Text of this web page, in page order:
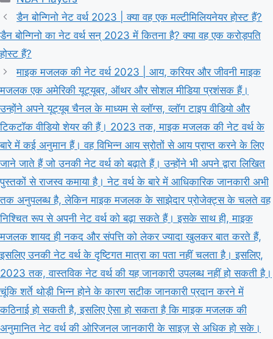
डैन बोन्गिनो नेट वर्थ 2023 | क्या वह एक मल्टीमिलियनेयर होस्ट हैं?
डैन बोन्गिनो का नेट वर्थ सन् 2023 में कितना है? क्या वह एक करोड़पति
होस्ट हैं?
माइक मजलक की नेट वर्थ 2023 | आय, करियर और जीवनी माइक
मजलक एक अमेरिकी यूट्यूबर, ऑथर और सोशल मीडिया प्रशंसक हैं।
उन्होंने अपने यूट्यूब चैनल के माध्यम से व्लॉग्स, व्लॉग टाइप वीडियो और
टिकटॉक वीडियो शेयर की हैं। 2023 तक, माइक मजलक की नेट वर्थ के
बारे में कई अनुमान हैं। वह विभिन्न आय स्रोतों से आय प्राप्त करने के लिए
जाने जाते हैं जो उनकी नेट वर्थ को बढ़ाते हैं। उन्होंने भी अपने द्वारा लिखित
पुस्तकों से राजस्व कमाया है। नेट वर्थ के बारे में आधिकारिक जानकारी अभी
तक अनुपलब्ध है, लेकिन माइक मजलक के साझेदार प्रोजेक्ट्स के चलते वह
निश्चित रूप से अपनी नेट वर्थ को बढ़ा सकते हैं। इसके साथ ही, माइक
मजलक शायद ही नकद और संपत्ति को लेकर ज्यादा खुलकर बात करते हैं,
इसलिए उनकी नेट वर्थ के दृष्टिगत मात्रा का पता नहीं चलता है। इसलिए,
2023 तक, वास्तविक नेट वर्थ की यह जानकारी उपलब्ध नहीं हो सकती है।
चूंकि शर्ते थोड़ी भिन्न होने के कारण सटीक जानकारी प्रदान करने में
कठिनाई हो सकती है, इसलिए ऐसा हो सकता है कि माइक मजलक की
अनुमानित नेट वर्थ की ओरिजनल जानकारी के साइज़ से अधिक हो सके।